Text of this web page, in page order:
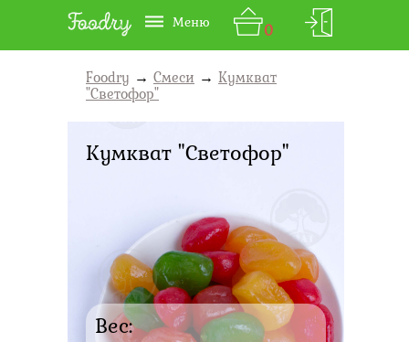
Меню 0
Foodry → Смеси → Кумкват
"Светофор"
Кумкват "Светофор"
Вес: